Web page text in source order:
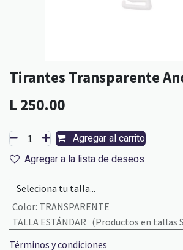
Tirantes Transparente
L 250.00
Agregar al carrito
Agregar a la lista de deseos
Color: TRANSPARENTE
TALLA ESTÁNDAR (Productos en tallas
Términos y condiciones